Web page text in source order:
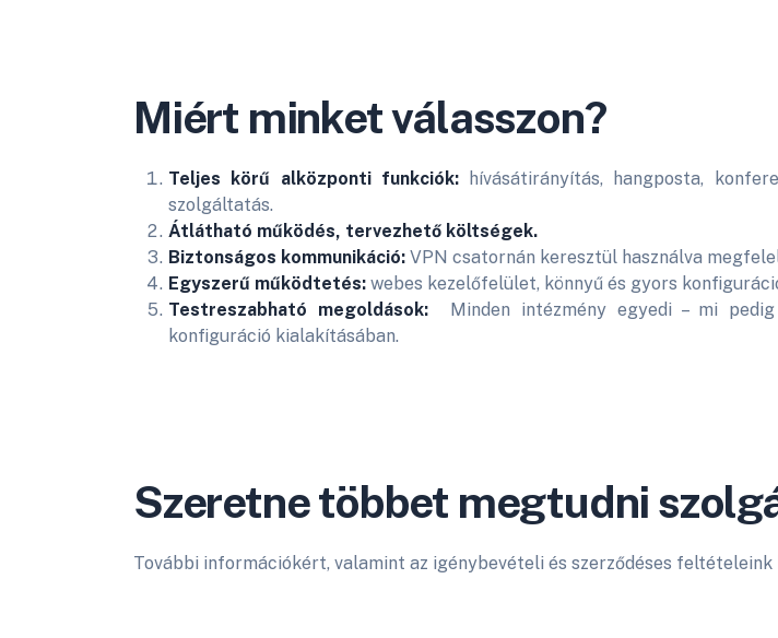
Miért minket válasszon?
Teljes körű alközponti funkciók:hívásátirányítás, hangposta,
szolgáltatás.
Átlátható működés, tervezhető költségek.
Biztonságos kommunikáció: VPN csatornán keresztül használva
Egyszerű működtetés: webes kezelőfelület, könnyű és gyors
Testreszabható megoldások:
Minden intézmény egyedi – mi
konfiguráció kialakításában.
Szeretne többet megtudni
További információkért, valamint az igénybevételi és szerződéses feltételeink